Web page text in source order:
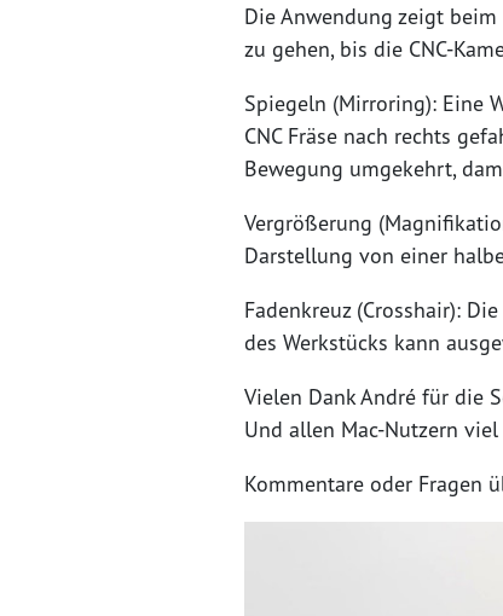
Die Anwendung zeigt beim
zu gehen, bis die CNC-
Spiegeln (Mirroring): Eine
CNC Fräse nach rechts
Bewegung umgekehrt,
Vergrößerung
Darstellung von einer
Fadenkreuz (Crosshair):
des Werkstücks kann
Vielen Dank André für die
Und allen Mac-Nutzern
Kommentare oder Fragen